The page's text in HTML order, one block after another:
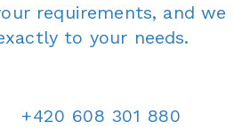
requirements, and we
to your needs.
+420 608 301 880